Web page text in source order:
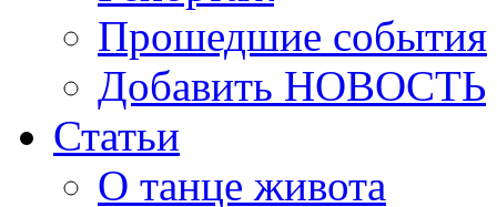
Прошедшие события
Добавить НОВОСТЬ
Статьи
О танце живота